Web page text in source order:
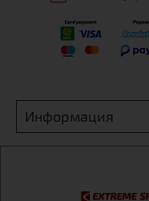
Информация
гр. София, Овча
гр.София,бул.